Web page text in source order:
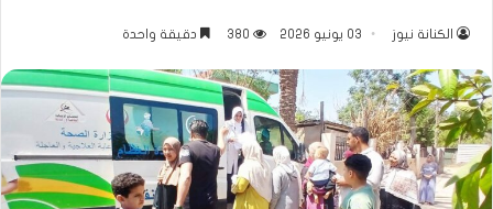
الكنانة نيوز 03 يونيو 2026 380 دقيقة واحدة